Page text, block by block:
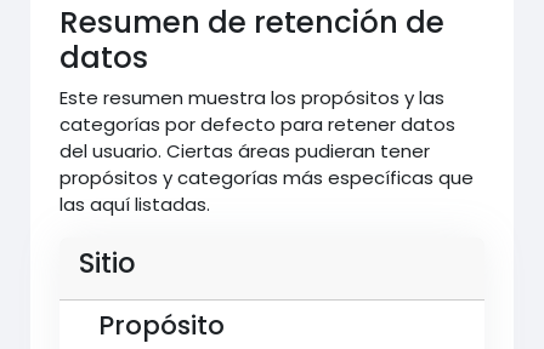
Resumen de retención de
datos
Este resumen muestra los propósitos y las
categorías por defecto para retener datos
del usuario. Ciertas áreas pudieran tener
propósitos y categorías más específicas que
las aquí listadas.
Sitio
Propósito